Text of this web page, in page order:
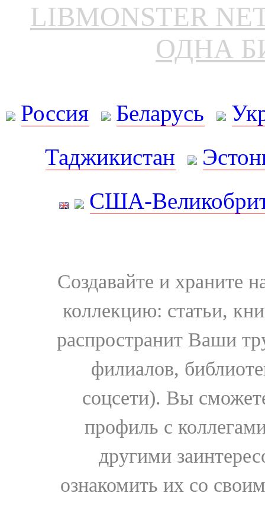
LIBMONSTER
ОДНА
Россия Беларусь
Таджикистан
США-
Создавайте и храните
коллекцию: статьи,
распространит Ваши
филиалов,
соцсети). Вы
профиль с
другими
ознакомить их со